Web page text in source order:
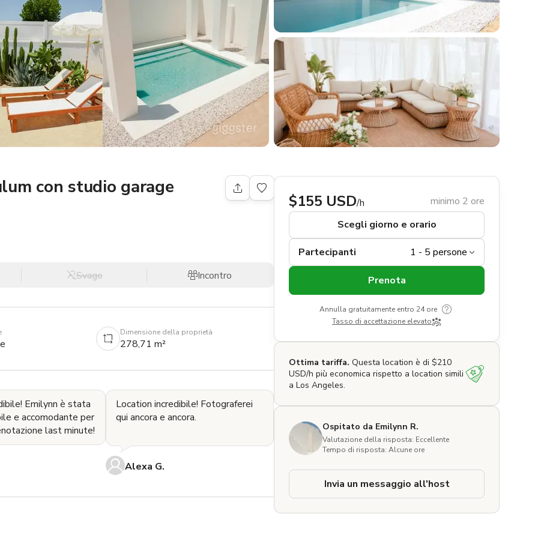
con studio garage
Svago Incontro
Dimensione della proprietà
278,71 m²
Emilynn è stata
e accomodante per
last minute!
Location incredibile! Fotograferei
qui ancora e ancora.
Alexa G.
$155 USD/h
minimo 2 ore
Scegli giorno e orario
Partecipanti
Prenota
Annulla gratuitamente entro 24 ore
Tasso di accettazione elevato
Ottima tariffa. Questa location è di $210
USD/h più economica rispetto a location simili
a Los Angeles.
Ospitato da Emilynn R.
Valutazione della risposta: Eccellente
Tempo di risposta: Alcune ore
Invia un messaggio all'host